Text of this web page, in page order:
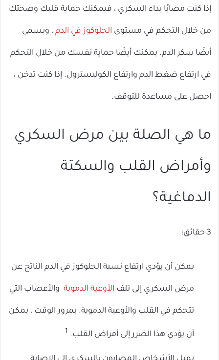
إذا كنت مصابًا بداء السكري ، فيمكنك حماية قلبك وصحتك
من خلال التحكم في مستوى الجلوكوز في الدم ، ويسمى
أيضًا سكر الدم. يمكنك أيضًا حماية نفسك من خلال التحكم
في ارتفاع ضغط الدم وارتفاع الكوليسترول. إذا كنت تدخن ،
احصل على مساعدة للتوقف.
ما هي الصلة بين مرض السكري
وأمراض القلب والسكتة
الدماغية؟
3 حقائق:
يمكن أن يؤدي ارتفاع نسبة الجلوكوز في الدم الناتج عن
مرض السكري إلى تلف الأوعية الدموية والأعصاب التي
تتحكم في القلب والأوعية الدموية. بمرور الوقت ، يمكن
أن يؤدي هذا الضرر إلى أمراض القلب. 1